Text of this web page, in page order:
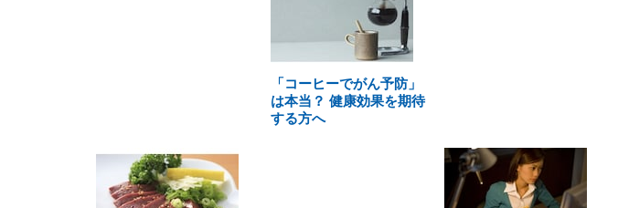
「コーヒーでがん予防」
は本当？ 健康効果を期待
する方へ